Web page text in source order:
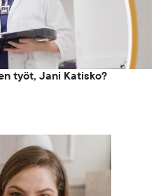
työt, Jani Katisko?